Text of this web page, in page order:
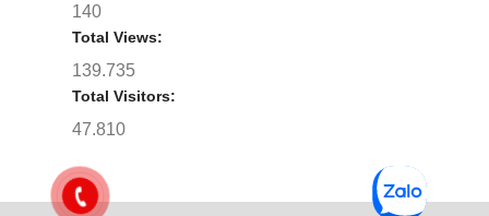
140
Total Views:
139.735
Total Visitors:
47.810